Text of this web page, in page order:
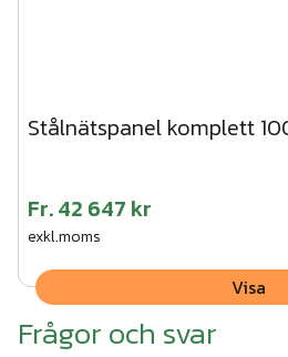
Stålnätspanel komplett
Fr.42 647 kr
exkl.moms
Visa
Frågor och svar